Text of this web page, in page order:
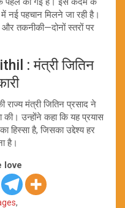
नई पहचान मिलने जा रही है।
तकनीकी—दोनों स्तरों पर
: मंत्री जितिन
राज्य मंत्री जितिन प्रसाद ने
की। उन्होंने कहा कि यह प्रयास
हिस्सा है, जिसका उद्देश्य हर
है।
love
,